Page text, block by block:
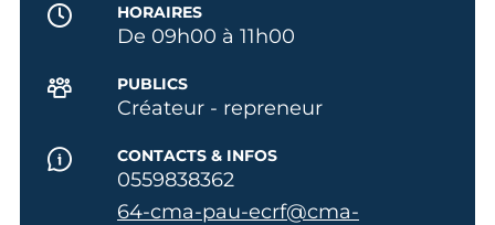
HORAIRES
De 09h00 à 11h00
PUBLICS
Créateur - repreneur
CONTACTS & INFOS
0559838362
64-cma-pau-ecrf@cma-